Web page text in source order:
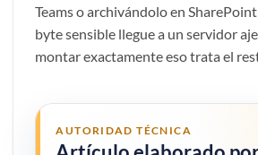
Teamso archivándolo en SharePoint
byte sensible llegue a un servidor
montar exactamente eso trata el
AUTORIDAD TÉCNICA